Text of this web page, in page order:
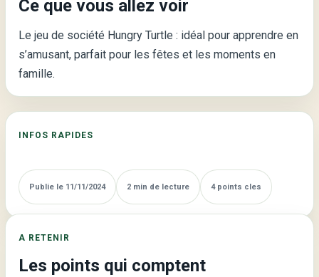
le
de
société
Turtle
Éducatif
les
Ce que vous allez voir
Le jeu de société Hungry Turtle : idéal pour apprendre en
s’amusant, parfait pour les fêtes et les moments en
famille.
INFOS RAPIDES
Publie le 11/11/2024 2 min de lecture 4 points cles
A RETENIR
Les points qui comptent